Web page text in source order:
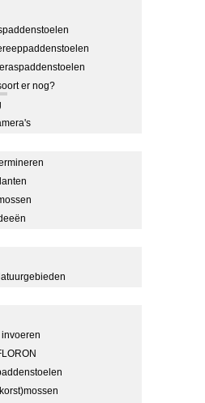
er nog?